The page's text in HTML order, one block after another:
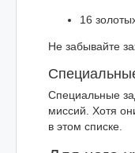
16
Не забывайте
Специальные
миссий. Хотя
в этом списке.